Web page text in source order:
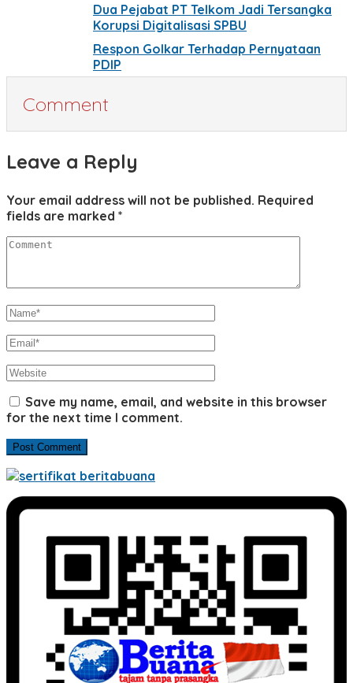
Dua Pejabat PT Telkom Jadi Tersangka
Korupsi Digitalisasi SPBU
Respon Golkar Terhadap Pernyataan
PDIP
Comment
Leave a Reply
Your email address will not be published. Required
fields are marked *
Save my name, email, and website in this browser
for the next time I comment.